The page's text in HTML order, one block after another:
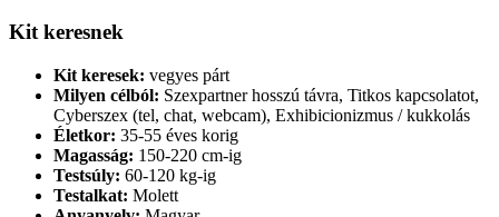
Kit keresnek
Kit keresek: vegyes párt
Milyen célból: Szexpartner hosszú távra, Titkos kapcsolatot,
Cyberszex (tel, chat, webcam), Exhibicionizmus / kukkolás
Életkor: 35-55 éves korig
Magasság: 150-220 cm-ig
Testsúly: 60-120 kg-ig
Testalkat: Molett